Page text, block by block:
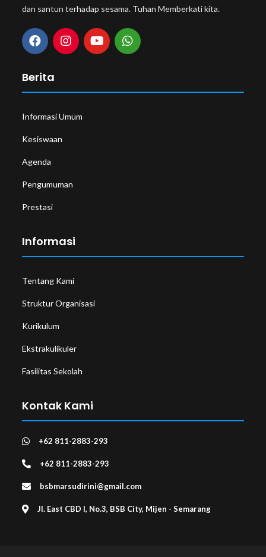
dan santun terhadap sesama. Tuhan Memberkati kita.
Berita
Informasi Umum
Kesiswaan
Agenda
Pengumuman
Prestasi
Informasi
Tentang Kami
Struktur Organisasi
Kurikulum
Ekstrakulikuler
Fasilitas Sekolah
Kontak Kami
+62 811-2883-293
+62 811-2883-293
bsbmarsudirini@gmail.com
Jl. East CBD I, No.3, BSB City, Mijen - Semarang